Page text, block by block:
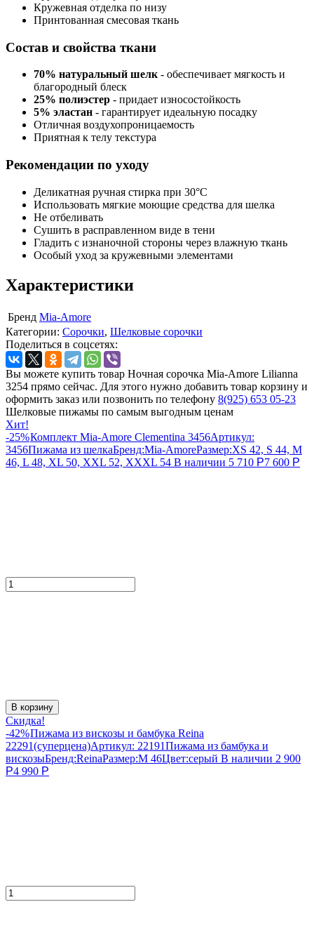
Кружевная отделка по низу
Принтованная смесовая ткань
Состав и свойства ткани
70% натуральный шелк - обеспечивает мягкость и
благородный блеск
25% полиэстер - придает износостойкость
5% эластан - гарантирует идеальную посадку
Отличная воздухопроницаемость
Приятная к телу текстура
Рекомендации по уходу
Деликатная ручная стирка при 30°C
Использовать мягкие моющие средства для шелка
Не отбеливать
Сушить в расправленном виде в тени
Гладить с изнаночной стороны через влажную ткань
Особый уход за кружевными элементами
Характеристики
Бренд Mia-Amore
Категории: Сорочки, Шелковые сорочки
Поделиться в соцсетях:
Вы можете купить товар Ночная сорочка Mia-Amore Lilianna
3254 прямо сейчас. Для этого нужно добавить товар корзину и
оформить заказ или позвонить по телефону 8(925) 653 05-23
Шелковые пижамы по самым выгодным ценам
Хит!
-25%Комплект Mia-Amore Clementina 3456Артикул:
3456Пижама из шелкаБренд:Mia-AmoreРазмер:XS 42, S 44, M
46, L 48, XL 50, XXL 52, XXXL 54 В наличии 5 710 Р7 600 Р
В корзину
Скидка!
-42%Пижама из вискозы и бамбука Reina
22291(суперцена)Артикул: 22191Пижама из бамбука и
вискозыБренд:ReinaРазмер:M 46Цвет:серый В наличии 2 900
Р4 990 Р